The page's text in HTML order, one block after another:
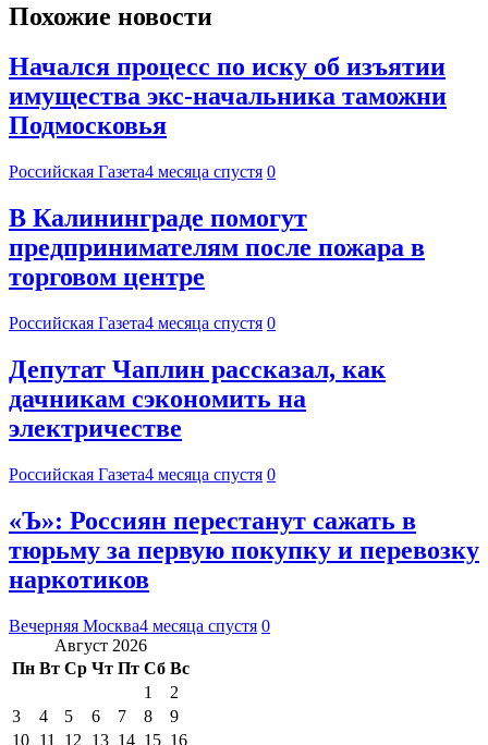
Похожие новости
Начался процесс по иску об изъятии
имущества экс-начальника таможни
Подмосковья
Российская Газета4 месяца спустя 0
В Калининграде помогут
предпринимателям после пожара в
торговом центре
Российская Газета4 месяца спустя 0
Депутат Чаплин рассказал, как
дачникам сэкономить на
электричестве
Российская Газета4 месяца спустя 0
«Ъ»: Россиян перестанут сажать в
тюрьму за первую покупку и перевозку
наркотиков
Вечерняя Москва4 месяца спустя 0
Август 2026
Пн Вт Ср Чт Пт Сб Вс
1
2
3
4 5 6 7 8
9
10 11 12 13 14 15 16